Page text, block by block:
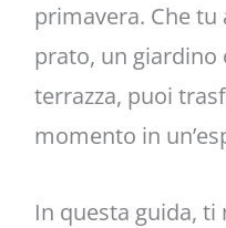
primavera. Che tu
prato, un giardino
terrazza, puoi
momento in
In questa guida,